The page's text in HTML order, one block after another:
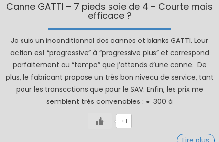
Canne GATTI – 7 pieds soie de 4 – Courte mais
efficace ?
Je suis un inconditionnel des cannes et blanks GATTI. Leur
action est “progressive” à “progressive plus” et correspond
parfaitement au “tempo” que j’attends d’une canne. De
plus, le fabricant propose un très bon niveau de service, tant
pour les transactions que pour le SAV. Enfin, les prix me
semblent très convenables : ● 300 à
+1